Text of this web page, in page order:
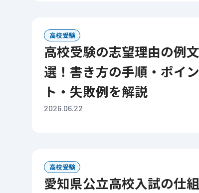
高校受験
高校受験の志望理由の例文６
選！書き方の手順・ポイン
ト・失敗例を解説
2026.06.22
高校受験
愛知県公立高校入試の仕組み